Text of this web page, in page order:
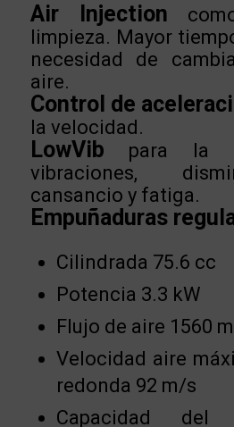
Air Injection
limpieza. Mayor
necesidad de
aire.
Control de
la velocidad.
LowVib para la
vibraciones,
cansancio y fatiga.
Empuñaduras
Cilindrada 75.6 cc
Potencia 3.3 kW
Flujo de aire 1560
Velocidad aire
redonda 92 m/s
Capacidad del